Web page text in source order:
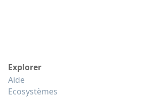
Explorer
Aide
Ecosystèmes